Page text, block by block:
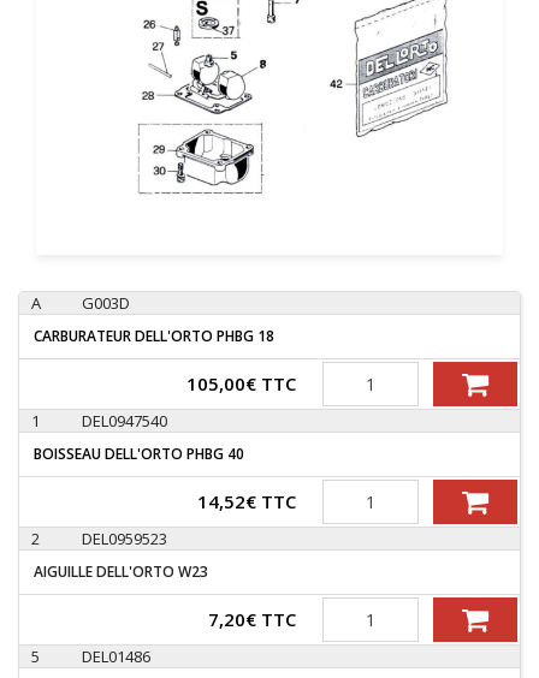
A G003D
CARBURATEUR DELL'ORTO PHBG 18
105,00€ TTC Quantité
1 DEL0947540
BOISSEAU DELL'ORTO PHBG 40
14,52€ TTC Quantité
2 DEL0959523
AIGUILLE DELL'ORTO W23
7,20€ TTC Quantité
5 DEL01486